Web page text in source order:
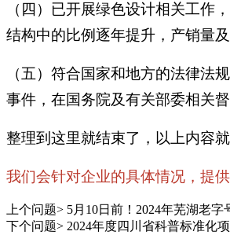
（四）已开展绿色设计相关工作
结构中的比例逐年提升，产销量
（五）符合国家和地方的法律法
事件，在国务院及有关部委相关
整理到这里就结束了，以上内容
我们会针对企业的具体情况，提
上个问题> 5月10日前！2024年芜湖老
下个问题> 2024年度四川省科普标准化